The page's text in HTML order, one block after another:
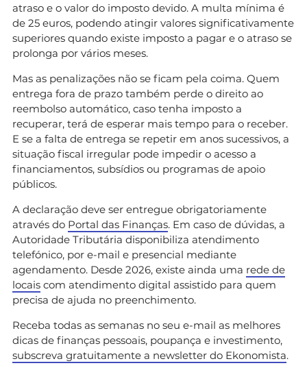
atraso e o valor do imposto devido. A multa mínima é
de 25 euros, podendo atingir valores significativamente
superiores quando existe imposto a pagar e o atraso se
prolonga por vários meses.
Mas as penalizações não se ficam pela coima. Quem
entrega fora de prazo também perde o direito ao
reembolso automático, caso tenha imposto a
recuperar, terá de esperar mais tempo para o receber.
E se a falta de entrega se repetir em anos sucessivos, a
situação fiscal irregular pode impedir o acesso a
financiamentos, subsídios ou programas de apoio
públicos.
A declaração deve ser entregue obrigatoriamente
através do Portal das Finanças. Em caso de dúvidas, a
Autoridade Tributária disponibiliza atendimento
telefónico, por e-mail e presencial mediante
agendamento. Desde 2026, existe ainda uma rede de
locais com atendimento digital assistido para quem
precisa de ajuda no preenchimento.
Receba todas as semanas no seu e-mail as melhores
dicas de finanças pessoais, poupança e investimento,
subscreva gratuitamente a newsletter do Ekonomista.